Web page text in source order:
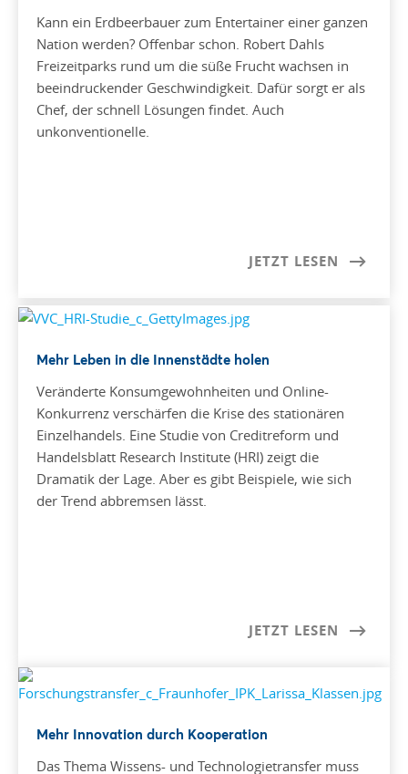
Kann ein Erdbeerbauer zum Entertainer einer ganzen
Nation werden? Offenbar schon. Robert Dahls
Freizeitparks rund um die süße Frucht wachsen in
beeindruckender Geschwindigkeit. Dafür sorgt er als
Chef, der schnell Lösungen findet. Auch
unkonventionelle.
JETZT LESEN
Mehr Leben in die Innenstädte holen
Veränderte Konsumgewohnheiten und Online-
Konkurrenz verschärfen die Krise des stationären
Einzelhandels. Eine Studie von Creditreform und
Handelsblatt Research Institute (HRI) zeigt die
Dramatik der Lage. Aber es gibt Beispiele, wie sich
der Trend abbremsen lässt.
JETZT LESEN
Mehr Innovation durch Kooperation
Das Thema Wissens- und Technologietransfer muss